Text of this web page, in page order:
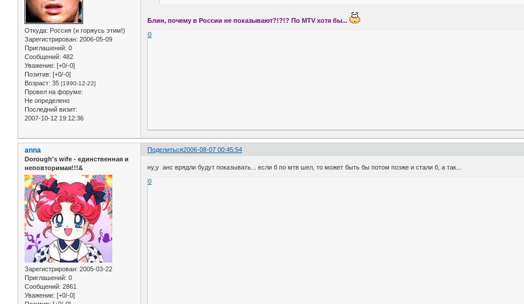
Откуда: Россия (и горжусь этим!)
Зарегистрирован: 2006-05-09
Приглашений: 0
Сообщений: 482
Уважение: [+0/-0]
Позитив: [+0/-0]
Возраст: 35 [1990-12-22]
Провел на форуме:
Не определено
Последний визит:
2007-10-12 19:12:36
Блин, почему в России не показывают?!?!? По MTV хотя бы...
0
Поделиться2006-08-07 00:45:54
anna
Dorough's wife - единственная и
неповторимая!!!&
Зарегистрирован: 2005-03-22
Приглашений: 0
Сообщений: 2861
Уважение: [+0/-0]
ну,у анс врядли будут показывать... если б по мтв шел, то может быть бы потом позже и стали б, а так...
0